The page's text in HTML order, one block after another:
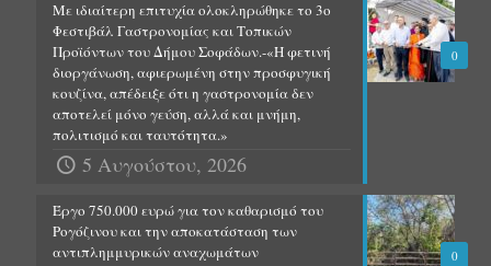
0
Με ιδιαίτερη επιτυχία ολοκληρώθηκε το 3ο
Φεστιβάλ Γαστρονομίας και Τοπικών
Προϊόντων του Δήμου Σοφάδων.-«Η φετινή
διοργάνωση, αφιερωμένη στην προσφυγική
κουζίνα, απέδειξε ότι η γαστρονομία δεν
αποτελεί μόνο γεύση, αλλά και μνήμη,
πολιτισμό και ταυτότητα.»
5 Αυγούστου, 2026
0
Έργο 750.000 ευρώ για τον καθαρισμό του
Ρογόζινου και την αποκατάσταση των
αντιπλημμυρικών αναχωμάτων